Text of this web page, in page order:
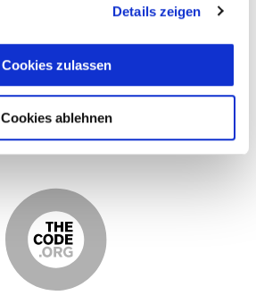
Details zeigen
Cookies zulassen
Cookies ablehnen